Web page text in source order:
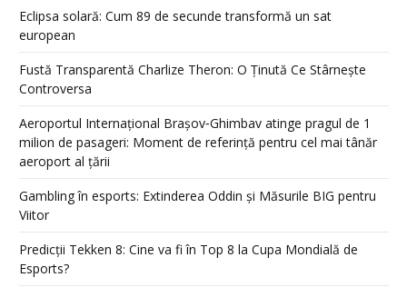
Eclipsa solară: Cum 89 de secunde transformă un sat
european
Fustă Transparentă Charlize Theron: O Ținută Ce Stârnește
Controversa
Aeroportul Internațional Brașov‑Ghimbav atinge pragul de 1
milion de pasageri: Moment de referință pentru cel mai tânăr
aeroport al țării
Gambling în esports: Extinderea Oddin și Măsurile BIG pentru
Viitor
Predicții Tekken 8: Cine va fi în Top 8 la Cupa Mondială de
Esports?